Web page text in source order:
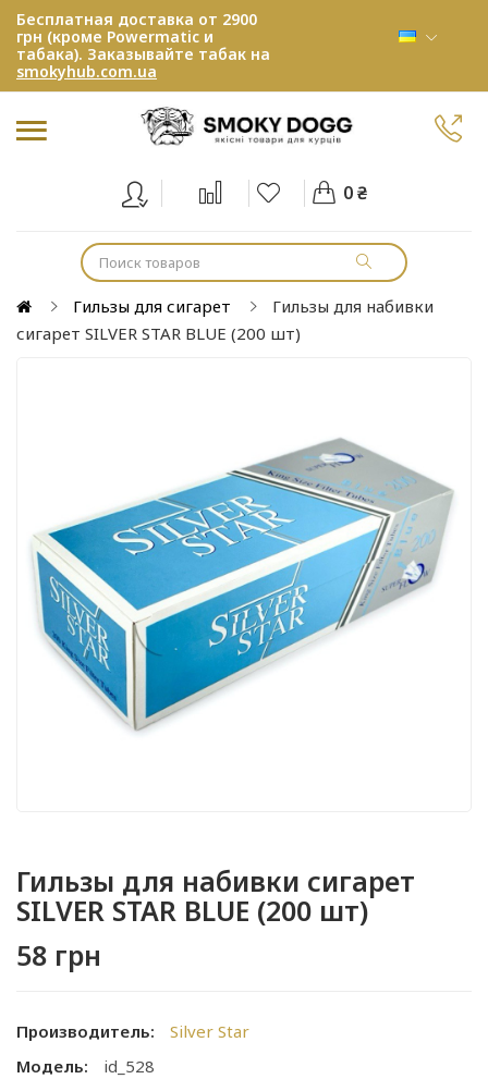
Бесплатная доставка от 2900
грн (кроме Powermatic и
табака). Заказывайте табак на
smokyhub.com.ua
0 ₴
Гильзы для сигарет
Гильзы для набивки
сигарет SILVER STAR BLUE (200 шт)
Гильзы для набивки сигарет
SILVER STAR BLUE (200 шт)
58 грн
Производитель:
Silver Star
Модель:
id_528